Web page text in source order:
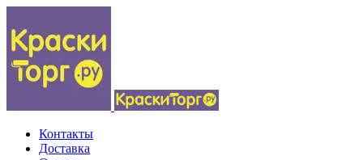
Контакты
Доставка